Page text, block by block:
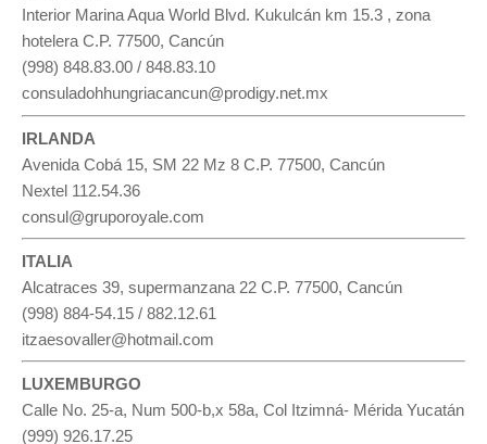
Interior Marina Aqua World Blvd. Kukulcán km 15.3 , zona
hotelera C.P. 77500, Cancún
(998) 848.83.00 / 848.83.10
consuladohhungriacancun@prodigy.net.mx
IRLANDA
Avenida Cobá 15, SM 22 Mz 8 C.P. 77500, Cancún
Nextel 112.54.36
consul@gruporoyale.com
ITALIA
Alcatraces 39, supermanzana 22 C.P. 77500, Cancún
(998) 884-54.15 / 882.12.61
itzaesovaller@hotmail.com
LUXEMBURGO
Calle No. 25-a, Num 500-b,x 58a, Col Itzimná- Mérida Yucatán
(999) 926.17.25